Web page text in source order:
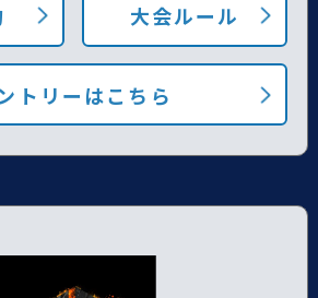
大会ルール
トリーはこちら